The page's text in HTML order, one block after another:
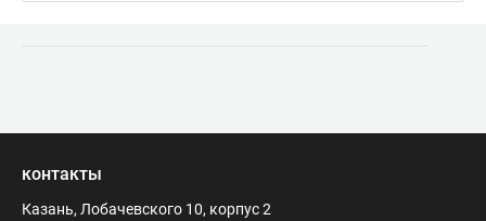
контакты
Казань, Лобачевского 10, корпус 2